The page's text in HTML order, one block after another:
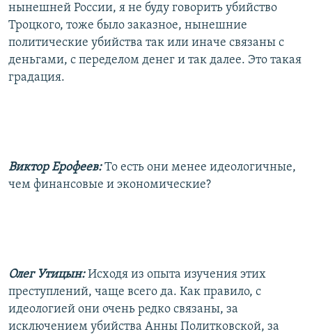
нынешней России, я не буду говорить убийство
Троцкого, тоже было заказное, нынешние
политические убийства так или иначе связаны с
деньгами, с переделом денег и так далее. Это такая
градация.
Виктор Ерофеев:То есть они менее идеологичные,
чем финансовые и экономические?
Олег Утицын:Исходя из опыта изучения этих
преступлений, чаще всего да. Как правило, с
идеологией они очень редко связаны, за
исключением убийства Анны Политковской, за